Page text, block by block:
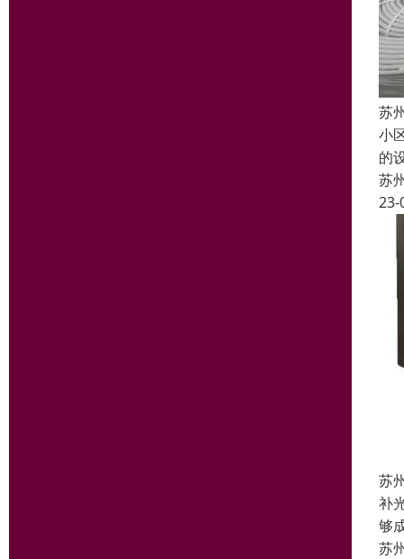
苏
小
的
苏
23-
苏
补
够
苏